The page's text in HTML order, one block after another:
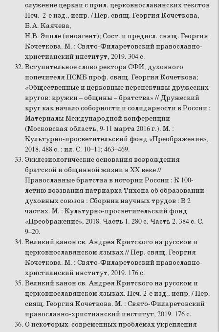
служение церкви с прил. церковнославянских текстов
Печ. 2-е изд., испр. / Пер. свящ. Георгия Кочеткова,
Б.А. Каячева,
Н.В. Эппле (иноагент); Сост. и предисл. свящ. Георгия
Кочеткова. М. : Свято-Филаретовский православно-
христианский институт, 2019. 304 с.
Вступительное слово ректора СФИ, духовного
попечителя ПСМБ проф. свящ. Георгия Кочеткова;
«Общественные и церковные перспективы дружеских
кругов: кружки – общины – братства» // Дружеский
круг как начало соборности и солидарности в России :
Материалы Международной конференции
(Московская область, 9-11 марта 2016 г.). М. :
Культурно-просветительский фонд «Преображение»,
2018. 488 с. : ил. С. 10–11; 463–469.
Экклезиологические основания возрождения
братской и общинной жизни в XX веке //
Православные братства в истории России : К 100-
летию воззвания патриарха Тихона об образовании
духовных союзов : Сборник научных трудов : В 2
частях. М. : Культурно-просветительский фонд
«Преображение», 2018. Часть 1. 280 с. Часть 2. 384 с. С.
9–20.
Великий канон св. Андрея Критского на русском и
церковнославянском языках // Пер. свящ. Георгия
Кочеткова. М. : Свято-Филаретовский православно-
христианский институт, 2019. 176 с.
Великий канон св. Андрея Критского на русском и
церковнославянском языках. Печ. 2-е изд., испр. / Пер.
свящ. Георгия Кочеткова. М. : Свято-Филаретовский
православно-христианский институт, 2019. 176 с.
О некоторых современных проблемах укрепления